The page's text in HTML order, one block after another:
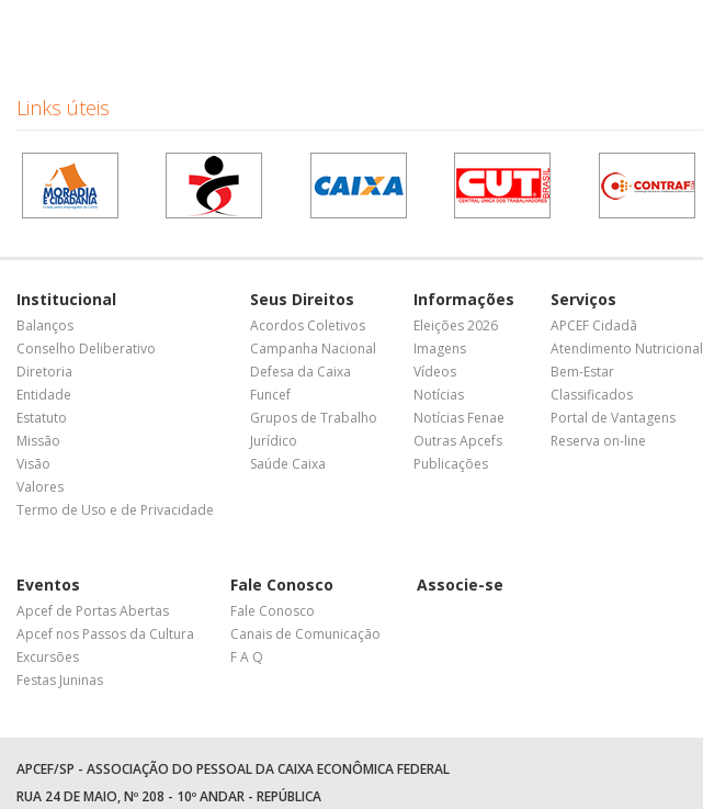
Links úteis
Institucional
Balanços
Conselho Deliberativo
Diretoria
Entidade
Estatuto
Missão
Visão
Valores
Termo de Uso e de Privacidade
Seus Direitos
Acordos Coletivos
Campanha Nacional
Defesa da Caixa
Funcef
Grupos de Trabalho
Jurídico
Saúde Caixa
Informações
Eleições 2026
Imagens
Vídeos
Notícias
Notícias Fenae
Outras Apcefs
Publicações
Serviços
APCEF Cidadã
Atendimento Nutricional
Bem-Estar
Classificados
Portal de Vantagens
Reserva on-line
Eventos
Apcef de Portas Abertas
Apcef nos Passos da Cultura
Excursões
Festas Juninas
Fale Conosco
Fale Conosco
Canais de Comunicação
F A Q
Associe-se
APCEF/SP - ASSOCIAÇÃO DO PESSOAL DA CAIXA ECONÔMICA FEDERAL
RUA 24 DE MAIO, Nº 208 - 10º ANDAR - REPÚBLICA